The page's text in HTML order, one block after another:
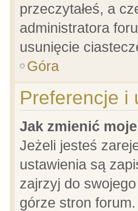
przeczytałeś, a
administratora
usunięcie
Góra
Preferencje i
Jak zmienić
Jeżeli jesteś
ustawienia są
zajrzyj do
górze stron